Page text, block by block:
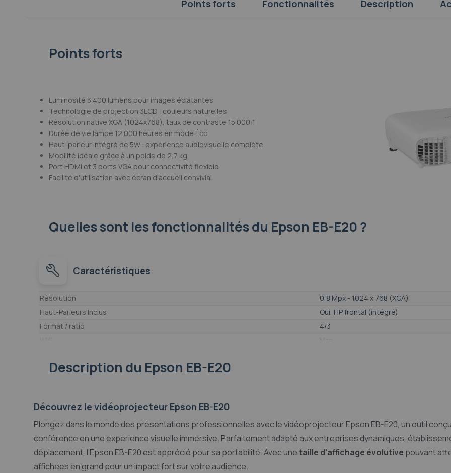
Points forts Fonctionnalités Description
Points forts
Luminosité 3 400 lumens pour images éclatantes
Technologie de projection 3LCD : couleurs naturelles
Résolution native XGA (1024x768), taux de contraste 15 000:1
Durée de vie lampe 12 000 heures en mode Éco
Haut-parleur intégré de 5W : expérience audiovisuelle complète
Mobilité idéale grâce à un poids de 2,7 kg
Port HDMI et 3 ports VGA pour connectivité flexible
Facilité d'utilisation avec écran d'accueil convivial
Quelles sont les fonctionnalitésdu Epson EB-E20 ?
Caractéristiques
Caractéristiques
Résolution
0,8 Mpx - 1024 x 768 (XGA)
Haut-Parleurs Inclus
Oui, HP frontal (intégré)
Format / ratio
4/3
Non
Fonctionnement sur batterie ou piles
Description du Epson EB-E20
Découvrez le vidéoprojecteur Epson EB-E20
Plongez dans le monde des présentations professionnelles avec le vidéoprojecteur Epson EB-E20, un outil
conférence en une expérience visuelle immersive. Parfaitement adapté aux entreprises dynamiques,
déplacement, l'Epson EB-E20 est apprécié pour sa portabilité. Avec unetaille d'affichage évolutive pouvant
affichées en grand pour un impact fort sur votre audience.